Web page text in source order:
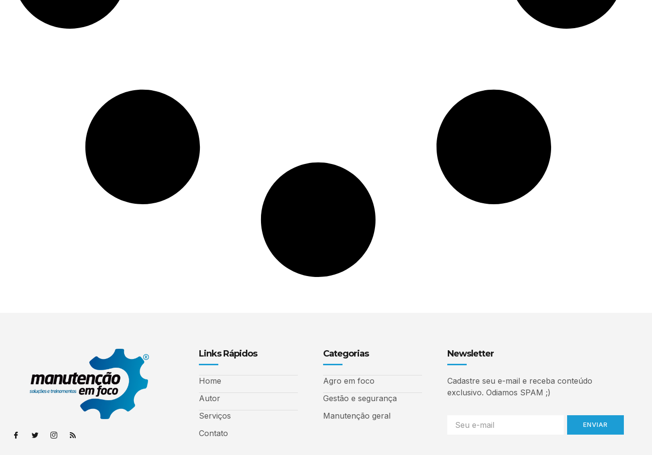
Links Rápidos
Home
Autor
Serviços
Contato
Categorias
Agro em foco
Gestão e segurança
Manutenção geral
Newsletter
Cadastre seu e-mail e receba conteúdo
exclusivo. Odiamos SPAM ;)
ENVIAR